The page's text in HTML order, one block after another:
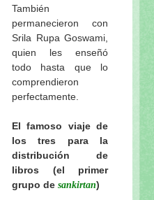
También
permanecieron con
Srila Rupa Goswami,
quien les enseñó
todo hasta que lo
comprendieron
perfectamente.
El famoso viaje de
los tres para la
distribución de
libros (el primer
grupo de sankirtan)